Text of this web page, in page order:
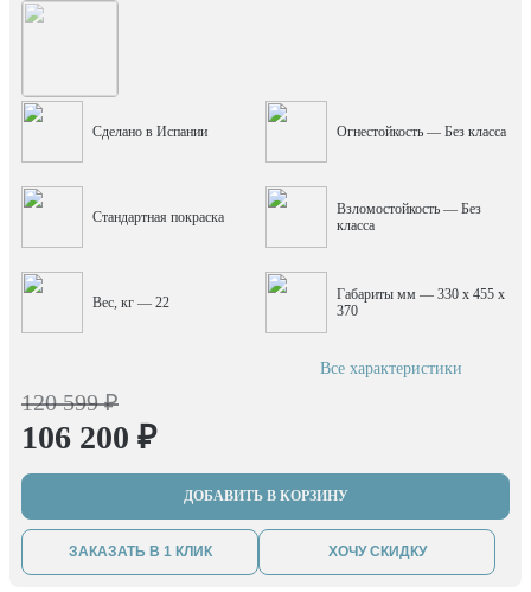
Сделано в Испании Огнестойкость — Без класса
Стандартная покраска
Взломостойкость — Без
класса
Вес, кг — 22
Габариты мм — 330 x 455 x
370
Все характеристики
120 599 ₽
106 200 ₽
ДОБАВИТЬ В КОРЗИНУ
ЗАКАЗАТЬ В 1 КЛИК ХОЧУ СКИДКУ